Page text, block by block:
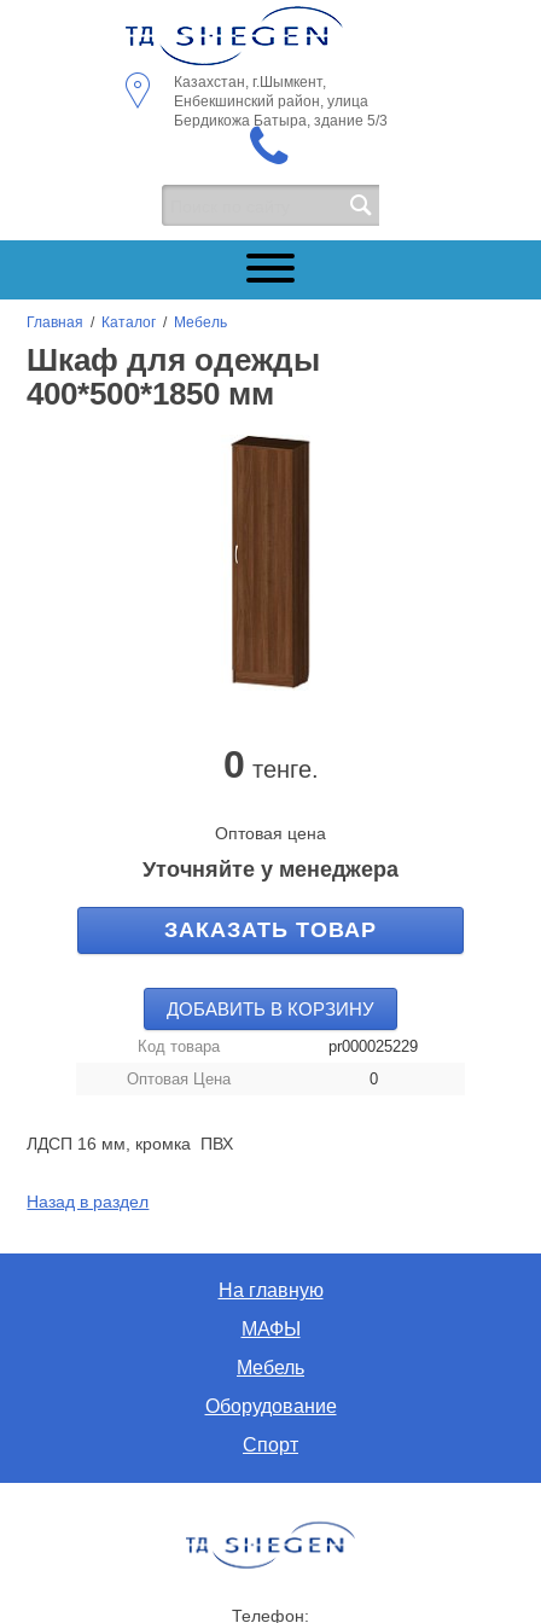
Казахстан, г.Шымкент,
Енбекшинский район, улица
Бердикожа Батыра, здание 5/3
Главная / Каталог / Мебель
Шкаф для одежды
400*500*1850 мм
0 тенге.
Оптовая цена
Уточняйте у менеджера
ЗАКАЗАТЬ ТОВАР
ДОБАВИТЬ В КОРЗИНУ
Код товара
pr000025229
Оптовая Цена
0
ЛДСП 16 мм, кромка ПВХ
Назад в раздел
На главную
МАФЫ
Мебель
Оборудование
Спорт
Телефон: